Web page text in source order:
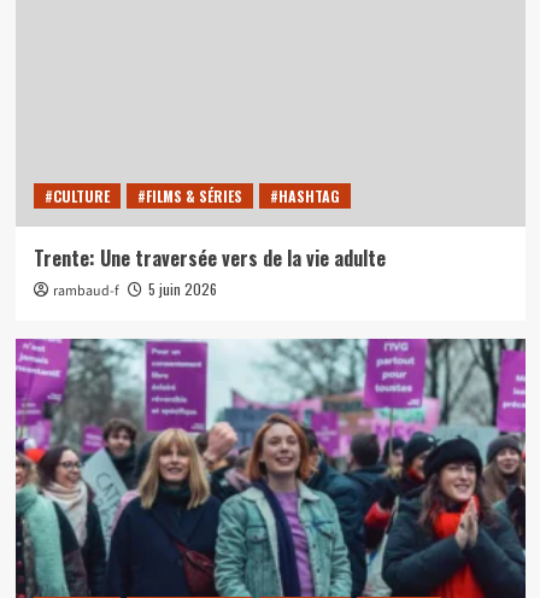
#CULTURE #FILMS & SÉRIES #HASHTAG
Trente: Une traversée vers de la vie adulte
rambaud-f 5 juin 2026